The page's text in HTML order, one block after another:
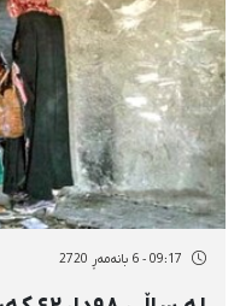
09:17 - 6 بانەمەڕ 2720